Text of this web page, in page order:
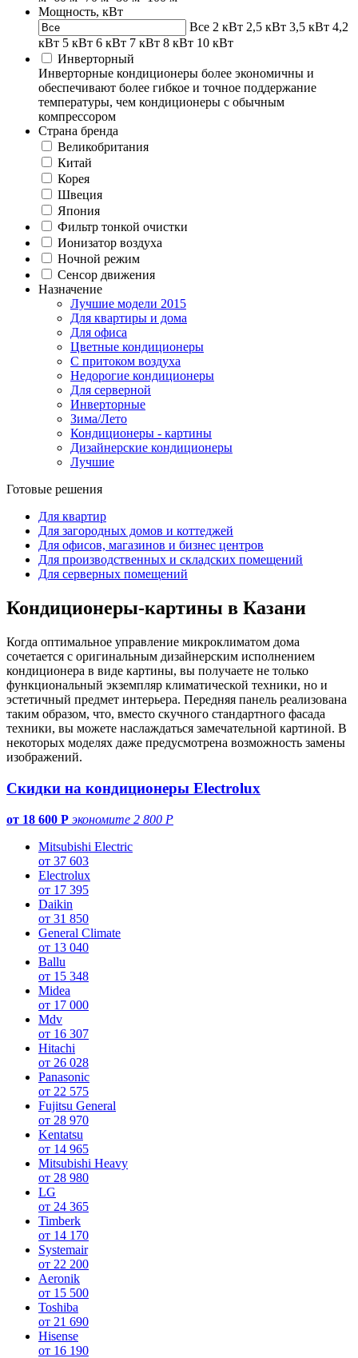
Мощность, кВт
Все 2 кВт 2,5 кВт 3,5 кВт 4,2
кВт 5 кВт 6 кВт 7 кВт 8 кВт 10 кВт
Инверторный
Инверторные кондиционеры более экономичны и
обеспечивают более гибкое и точное поддержание
температуры, чем кондиционеры с обычным
компрессором
Страна бренда
Великобритания
Китай
Корея
Швеция
Япония
Фильтр тонкой очистки
Ионизатор воздуха
Ночной режим
Сенсор движения
Назначение
Лучшие модели 2015
Для квартиры и дома
Для офиса
Цветные кондиционеры
C притоком воздуха
Недорогие кондиционеры
Для серверной
Инверторные
Зима/Лето
Кондиционеры - картины
Дизайнерские кондиционеры
Лучшие
Готовые решения
Для квартир
Для загородных домов и коттеджей
Для офисов, магазинов и бизнес центров
Для производственных и складских помещений
Для серверных помещений
Кондиционеры-картины в Казани
Когда оптимальное управление микроклиматом дома
сочетается с оригинальным дизайнерским исполнением
кондиционера в виде картины, вы получаете не только
функциональный экземпляр климатической техники, но и
эстетичный предмет интерьера. Передняя панель реализована
таким образом, что, вместо скучного стандартного фасада
техники, вы можете наслаждаться замечательной картиной. В
некоторых моделях даже предусмотрена возможность замены
изображений.
Скидки на кондиционеры Electrolux
от 18 600 Р экономите 2 800 Р
Mitsubishi Electric
от 37 603
Electrolux
от 17 395
Daikin
от 31 850
General Climate
от 13 040
Ballu
от 15 348
Midea
от 17 000
Mdv
от 16 307
Hitachi
от 26 028
Panasonic
от 22 575
Fujitsu General
от 28 970
Kentatsu
от 14 965
Mitsubishi Heavy
от 28 980
LG
от 24 365
Timberk
от 14 170
Systemair
от 22 200
Aeronik
от 15 500
Toshiba
от 21 690
Hisense
от 16 190